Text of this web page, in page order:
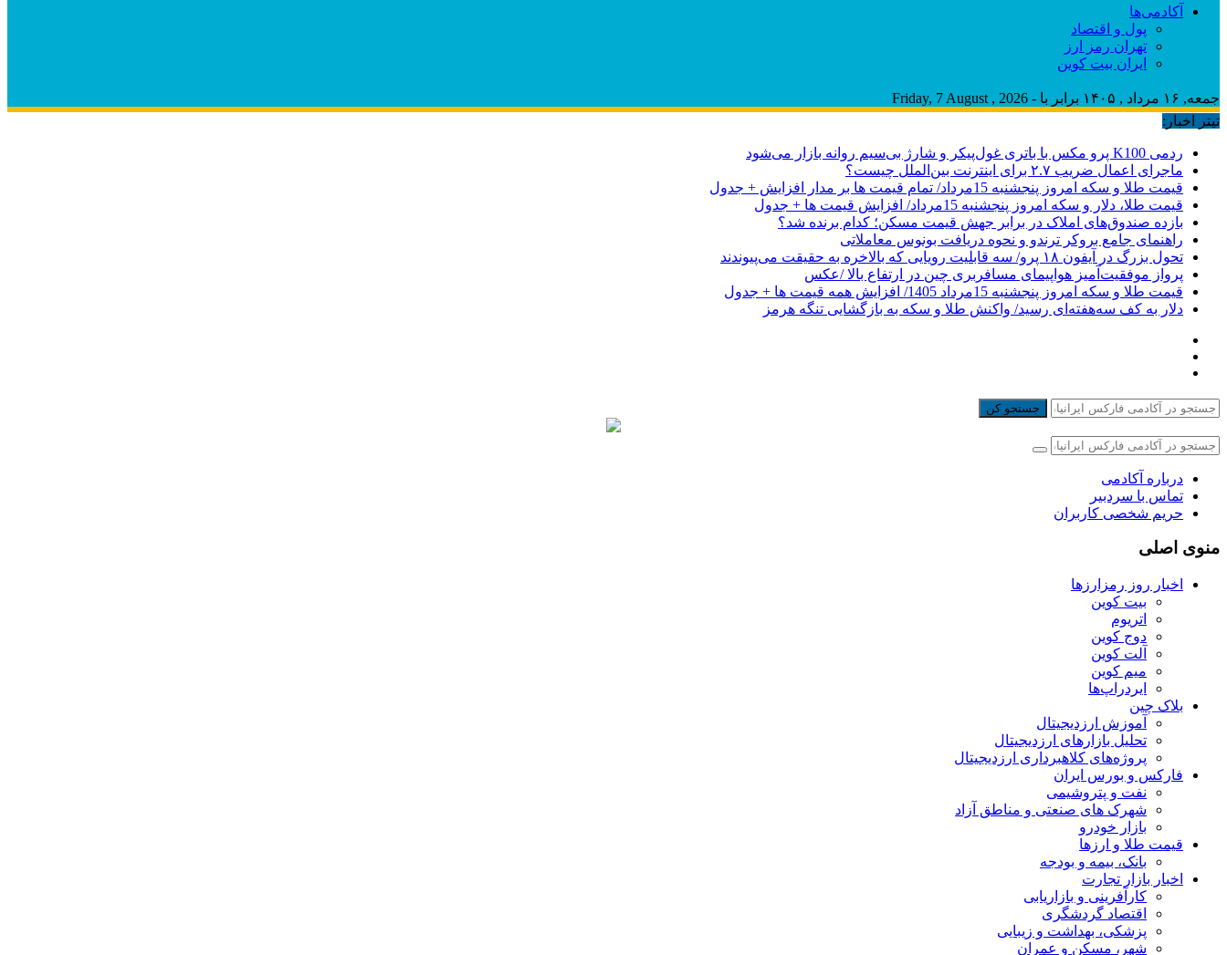
آکادمی‌ها
پول و اقتصاد
تهران رمز ارز
ایران بیت کوین
جمعه, ۱۶ مرداد , ۱۴۰۵ برابر با - Friday, 7 August , 2026
تیتر اخبار:
ردمی K100 پرو مکس با باتری غول‌پیکر و شارژ بی‌سیم روانه بازار می‌شود
ماجرای اعمال ضریب ۲.۷ برای اینترنت بین‌الملل چیست؟
قیمت طلا و سکه امروز پنجشنبه 15مرداد/ تمام قیمت ها بر مدار افزایش + جدول
قیمت طلا، دلار و سکه امروز پنجشنبه 15مرداد/ افزایش قیمت ها + جدول
بازده صندوق‌های املاک در برابر جهش قیمت مسکن؛ کدام برنده شد؟
راهنمای جامع بروکر ترندو و نحوه دریافت بونوس معاملاتی
تحول بزرگ در آیفون ۱۸ پرو/ سه قابلیت رویایی که بالاخره به حقیقت می‌پیوندند
پرواز موفقیت‌آمیز هواپیمای مسافربری چین در ارتفاع بالا /عکس
قیمت طلا و سکه امروز پنجشنبه 15مرداد 1405/ افزایش همه قیمت ها + جدول
دلار به کف سه‌هفته‌ای رسید/ واکنش طلا و سکه به بازگشایی تنگه هرمز
جستجو کن
درباره آکادمی
تماس با سردبیر
حریم شخصی کاربران
منوی اصلی
اخبار روز رمزارزها
بیت کوین
اتریوم
دوج کوین
آلت کوین
میم کوین‌
ایردراپ‌ها
بلاک چین
آموزش ارزدیجیتال
تحلیل بازارهای ارزدیجیتال
پروژه‌های کلاهبرداری ارزدیجیتال
فارکس و بورس ایران
نفت و پتروشیمی
شهرک های صنعتی و مناطق آزاد
بازار خودرو
قیمت طلا و ارزها
بانک، بیمه و بودجه
اخبار بازار تجارت
کارآفرینی و بازاریابی
اقتصاد گردشگری
پزشکی، بهداشت و زیبایی
شهر، مسکن و عمران